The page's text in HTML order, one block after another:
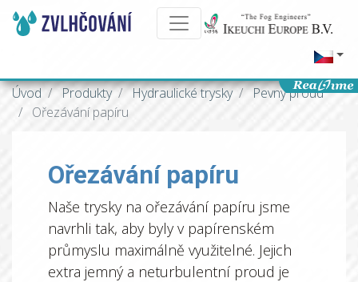
Úvod Produkty Hydraulické trysky
Pevný proud
Ořezávání papíru
Ořezávání papíru
Naše trysky na ořezávání papíru jsme
navrhli tak, aby byly v papírenském
průmyslu maximálně využitelné. Jejich
extra jemný a neturbulentní proud je